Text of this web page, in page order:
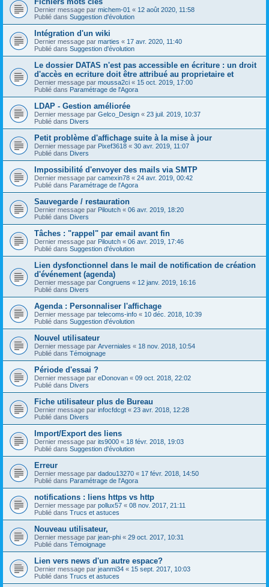
Dernier message par michem-01 « 12 août 2020, 11:58
Publié dans Suggestion d'évolution
Intégration d'un wiki
Dernier message par marties « 17 avr. 2020, 11:40
Publié dans Suggestion d'évolution
Le dossier DATAS n'est pas accessible en écriture : un droit
d'accès en ecriture doit être attribué au proprietaire et
Dernier message par moussa2ci « 15 oct. 2019, 17:00
Publié dans Paramétrage de l'Agora
LDAP - Gestion améliorée
Dernier message par Gelco_Design « 23 juil. 2019, 10:37
Publié dans Divers
Petit problème d'affichage suite à la mise à jour
Dernier message par Pixef3618 « 30 avr. 2019, 11:07
Publié dans Divers
Impossibilité d'envoyer des mails via SMTP
Dernier message par camexin78 « 24 avr. 2019, 00:42
Publié dans Paramétrage de l'Agora
Sauvegarde / restauration
Dernier message par Piloutch « 06 avr. 2019, 18:20
Publié dans Divers
Tâches : "rappel" par email avant fin
Dernier message par Piloutch « 06 avr. 2019, 17:46
Publié dans Suggestion d'évolution
Lien dysfonctionnel dans le mail de notification de création
d'événement (agenda)
Dernier message par Congruens « 12 janv. 2019, 16:16
Publié dans Divers
Agenda : Personnaliser l'affichage
Dernier message par telecoms-info « 10 déc. 2018, 10:39
Publié dans Suggestion d'évolution
Nouvel utilisateur
Dernier message par Arverniales « 18 nov. 2018, 10:54
Publié dans Témoignage
Période d'essai ?
Dernier message par eDonovan « 09 oct. 2018, 22:02
Publié dans Divers
Fiche utilisateur plus de Bureau
Dernier message par infocfdcgt « 23 avr. 2018, 12:28
Publié dans Divers
Import/Export des liens
Dernier message par its9000 « 18 févr. 2018, 19:03
Publié dans Suggestion d'évolution
Erreur
Dernier message par dadou13270 « 17 févr. 2018, 14:50
Publié dans Paramétrage de l'Agora
notifications : liens https vs http
Dernier message par pollux57 « 08 nov. 2017, 21:11
Publié dans Trucs et astuces
Nouveau utilisateur,
Dernier message par jean-phi « 29 oct. 2017, 10:31
Publié dans Témoignage
Lien vers news d'un autre espace?
Dernier message par jeanmi34 « 15 sept. 2017, 10:03
Publié dans Trucs et astuces